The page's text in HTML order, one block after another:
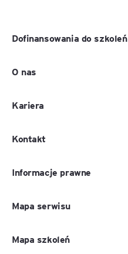
Dofinansowania do szkoleń
O nas
Kariera
Kontakt
Informacje prawne
Mapa serwisu
Mapa szkoleń